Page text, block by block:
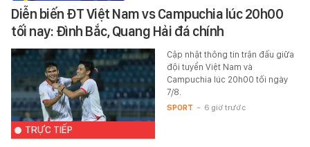
Diễn biến ĐT Việt Nam vs Campuchia lúc 20h00
tối nay: Đình Bắc, Quang Hải đá chính
TRỰC TIẾP
Cập nhật thông tin trận đấu giữa
đội tuyển Việt Nam và
Campuchia lúc 20h00 tối ngày
7/8.
SPORT - 6 giờ trước